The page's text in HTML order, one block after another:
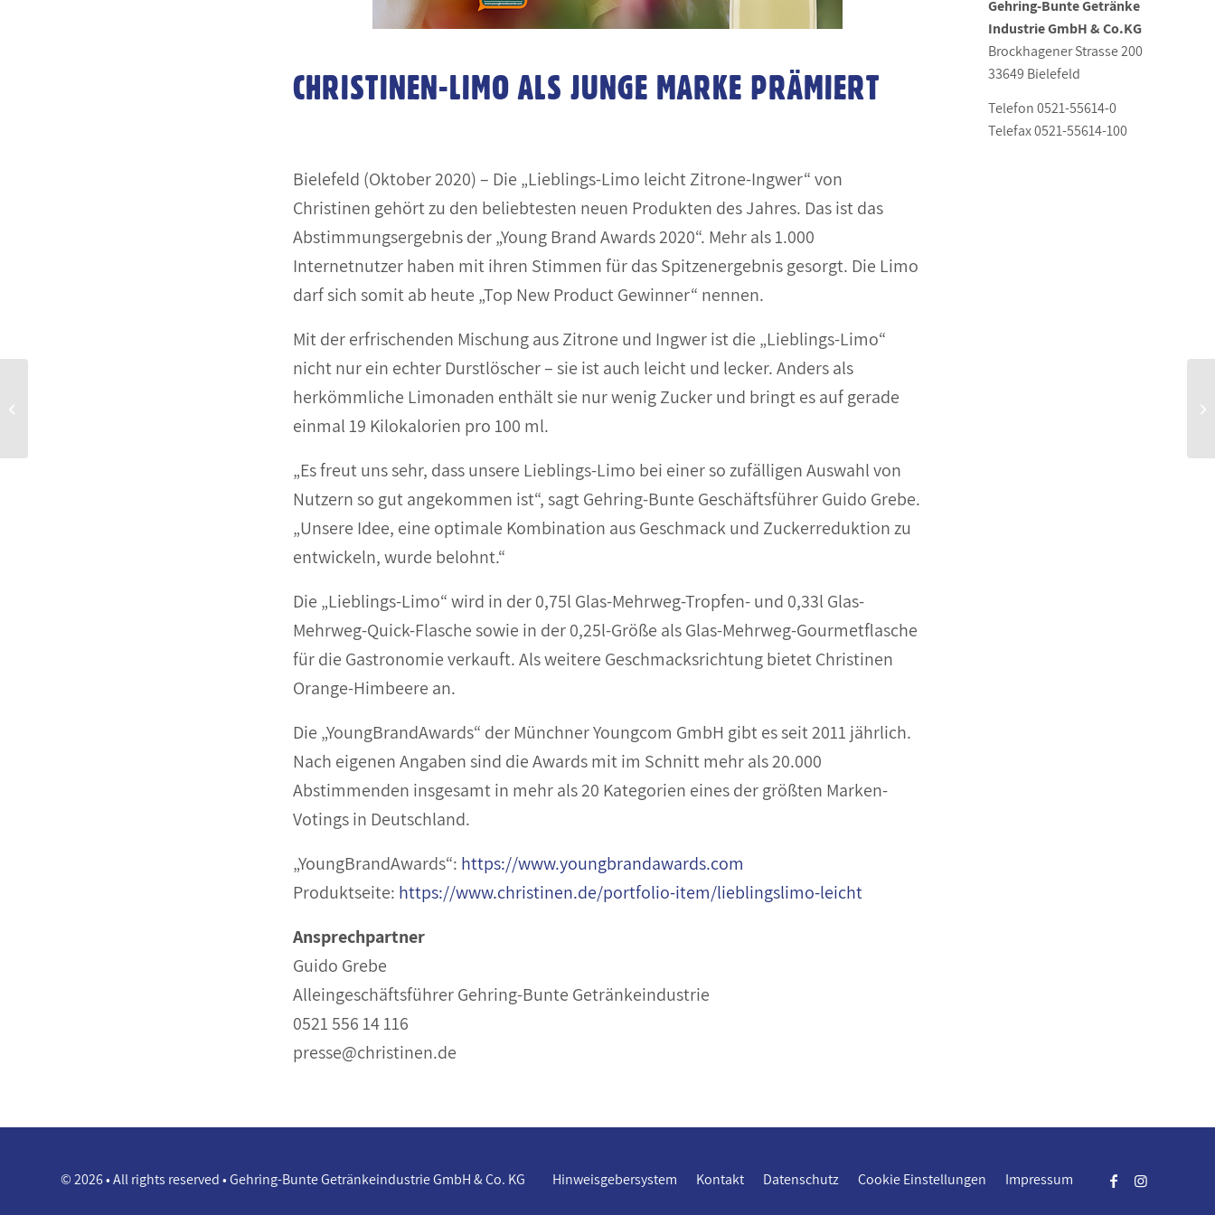
CHRISTINEN-LIMO ALS JUNGE MARKE PRÄMIERT
Bielefeld (Oktober 2020) – Die „Lieblings-Limo leicht Zitrone-Ingwer“ von
Christinen gehört zu den beliebtesten neuen Produkten des Jahres. Das ist das
Abstimmungsergebnis der „Young Brand Awards 2020“. Mehr als 1.000
Internetnutzer haben mit ihren Stimmen für das Spitzenergebnis gesorgt. Die Limo
darf sich somit ab heute „Top New Product Gewinner“ nennen.
Mit der erfrischenden Mischung aus Zitrone und Ingwer ist die „Lieblings-Limo“
nicht nur ein echter Durstlöscher – sie ist auch leicht und lecker. Anders als
herkömmliche Limonaden enthält sie nur wenig Zucker und bringt es auf gerade
einmal 19 Kilokalorien pro 100 ml.
„Es freut uns sehr, dass unsere Lieblings-Limo bei einer so zufälligen Auswahl von
Nutzern so gut angekommen ist“, sagt Gehring-Bunte Geschäftsführer Guido Grebe.
„Unsere Idee, eine optimale Kombination aus Geschmack und Zuckerreduktion zu
entwickeln, wurde belohnt.“
Die „Lieblings-Limo“ wird in der 0,75l Glas-Mehrweg-Tropfen- und 0,33l Glas-
Mehrweg-Quick-Flasche sowie in der 0,25l-Größe als Glas-Mehrweg-Gourmetflasche
für die Gastronomie verkauft. Als weitere Geschmacksrichtung bietet Christinen
Orange-Himbeere an.
Die „YoungBrandAwards“ der Münchner Youngcom GmbH gibt es seit 2011 jährlich.
Nach eigenen Angaben sind die Awards mit im Schnitt mehr als 20.000
Abstimmenden insgesamt in mehr als 20 Kategorien eines der größten Marken-
Votings in Deutschland.
„YoungBrandAwards“: https://www.youngbrandawards.com
Produktseite: https://www.christinen.de/portfolio-item/lieblingslimo-leicht
Ansprechpartner
Guido Grebe
Alleingeschäftsführer Gehring-Bunte Getränkeindustrie
0521 556 14 116
presse@christinen.de
Gehring-BunteGetränke
Industrie GmbH & Co.KG
Brockhagener Strasse 200
33649 Bielefeld
Telefon 0521-55614-0
Telefax 0521-55614-100
© 2026 • All rights reserved • Gehring-Bunte Getränkeindustrie GmbH & Co. KG Hinweisgebersystem Kontakt Datenschutz Cookie Einstellungen Impressum